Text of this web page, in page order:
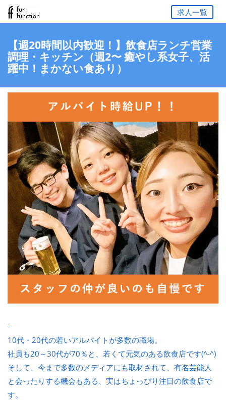
求人一覧
【週20時間以内歓迎！】飲食店ランチ営業
調理・キッチン（週2〜 癒やし系女子、活
躍中！まかない食あり）
-
10代・20代の若いアルバイトが多数の職場。
社員も20～30代が70％と、若くて元気のある飲食店です(^-^)
そして、今まで多数のメディアにも取材されて、有名芸能人
と会ったりする機会もある、実はちょっぴり注目の飲食店で
す。